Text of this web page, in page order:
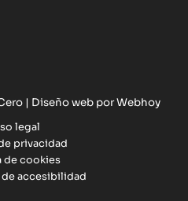
| Diseño web por Webhoy
legal
privacidad
de cookies
accesibilidad